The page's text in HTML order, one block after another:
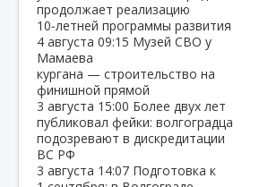
продолжает реализацию
10‑летней программы развития
4 августа 09:15 Музей СВО у
Мамаева
кургана — строительство на
финишной прямой
3 августа 15:00 Более двух лет
публиковал фейки: волгоградца
подозревают в дискредитации
ВС РФ
3 августа 14:07 Подготовка к